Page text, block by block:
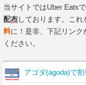
当サイトではUber Eats
配布しております。こ
料に！是非、下記リンク
ください。
アゴダ(agoda)で